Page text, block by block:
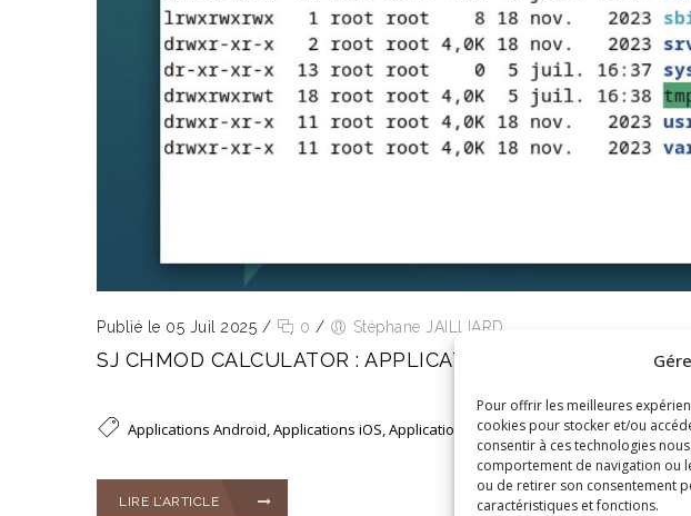
Pour offrir les meilleures
cookies pour stocker et/ou
consentir à ces technologies
comportement de navigation ou
ou de retirer son consentement
caractéristiques et fonctions.
Publié le 05 Juil 2025 / 0 / Stéphane JAILLIARD
SJ CHMOD CALCULATOR : APPLICATION DE CALCUL DE
Applications Android,Applications iOS,Applications iPadOS,Applications macOS
LIRE L’ARTICLE